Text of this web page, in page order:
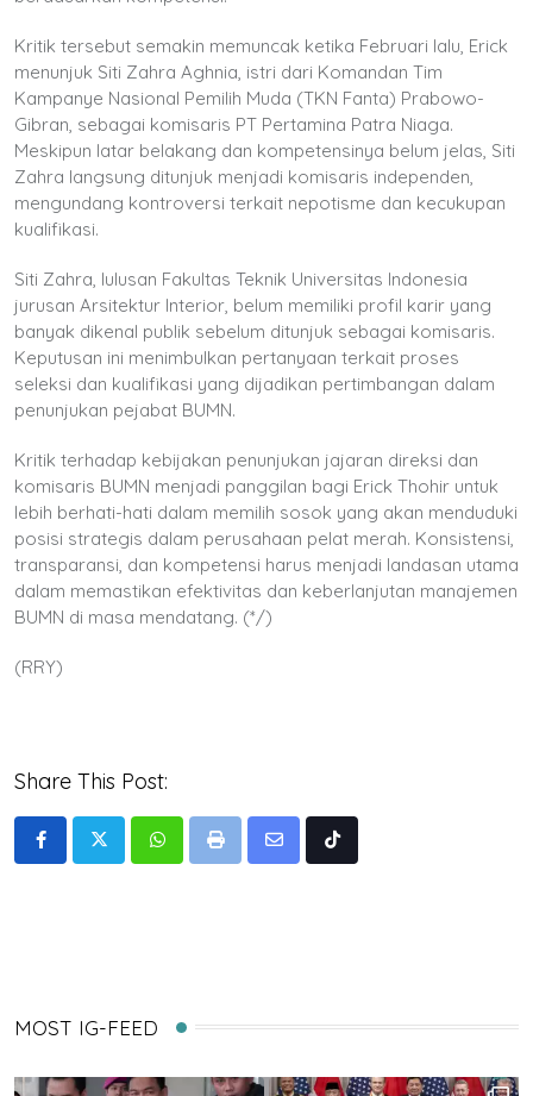
Kritik tersebut semakin memuncak ketika Februari lalu, Erick
menunjuk Siti Zahra Aghnia, istri dari Komandan Tim
Kampanye Nasional Pemilih Muda (TKN Fanta) Prabowo-
Gibran, sebagai komisaris PT Pertamina Patra Niaga.
Meskipun latar belakang dan kompetensinya belum jelas, Siti
Zahra langsung ditunjuk menjadi komisaris independen,
mengundang kontroversi terkait nepotisme dan kecukupan
kualifikasi.
Siti Zahra, lulusan Fakultas Teknik Universitas Indonesia
jurusan Arsitektur Interior, belum memiliki profil karir yang
banyak dikenal publik sebelum ditunjuk sebagai komisaris.
Keputusan ini menimbulkan pertanyaan terkait proses
seleksi dan kualifikasi yang dijadikan pertimbangan dalam
penunjukan pejabat BUMN.
Kritik terhadap kebijakan penunjukan jajaran direksi dan
komisaris BUMN menjadi panggilan bagi Erick Thohir untuk
lebih berhati-hati dalam memilih sosok yang akan menduduki
posisi strategis dalam perusahaan pelat merah. Konsistensi,
transparansi, dan kompetensi harus menjadi landasan utama
dalam memastikan efektivitas dan keberlanjutan manajemen
BUMN di masa mendatang. (*/)
(RRY)
Share This Post:
WhatsappPrint
Share
Tiktok
MOST IG-FEED